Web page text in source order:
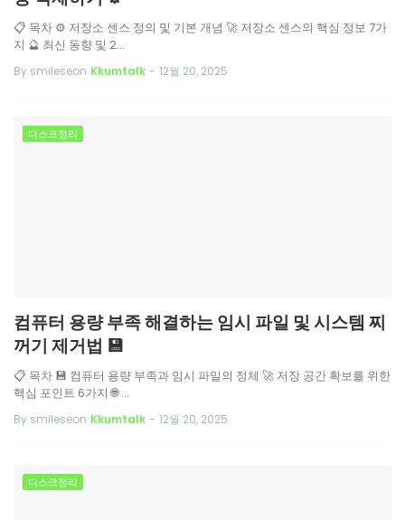
📋 목차 ⚙️ 저장소 센스 정의 및 기본 개념 🚀 저장소 센스의 핵심 정보 7가
지 🔮 최신 동향 및 2…
By smileseon Kkumtalk - 12월 20, 2025
디스크정리
컴퓨터 용량 부족 해결하는 임시 파일 및 시스템 찌
꺼기 제거법 💾
📋 목차 💾 컴퓨터 용량 부족과 임시 파일의 정체 🚀 저장 공간 확보를 위한
핵심 포인트 6가지 🌐 …
By smileseon Kkumtalk - 12월 20, 2025
디스크정리